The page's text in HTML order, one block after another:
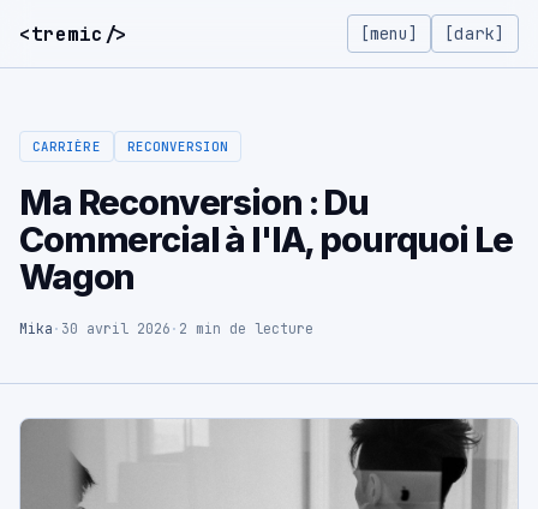
<tremic/> [menu]
CARRIÈRE RECONVERSION
Ma Reconversion : Du
Commercial à l'IA, pourquoi Le
Wagon
Mika · 30 avril 2026 · 2 min de lecture